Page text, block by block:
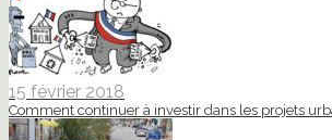
15 février 2018
Comment continuer à investir dans les projets